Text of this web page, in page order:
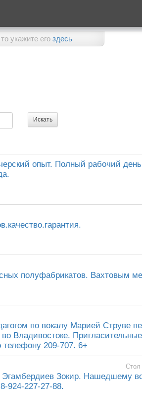
укажите его здесь
опыт. Полный рабочий
полуфабрикатов. Вахтовым
по вокалу Марией Струве
Владивостоке.
209-707. 6+
Стол
Зокир. Нашедшему
924-227-27-88.